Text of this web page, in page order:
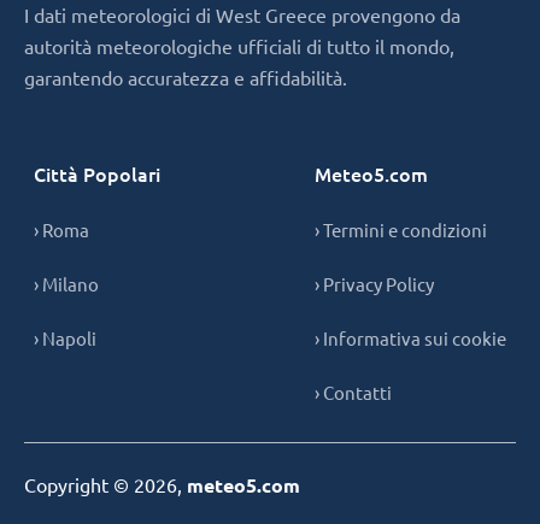
I dati meteorologici di West Greece provengono da
autorità meteorologiche ufficiali di tutto il mondo,
garantendo accuratezza e affidabilità.
Città Popolari
› Roma
› Milano
› Napoli
Meteo5.com
› Termini e condizioni
› Privacy Policy
› Informativa sui cookie
› Contatti
Copyright © 2026, meteo5.com